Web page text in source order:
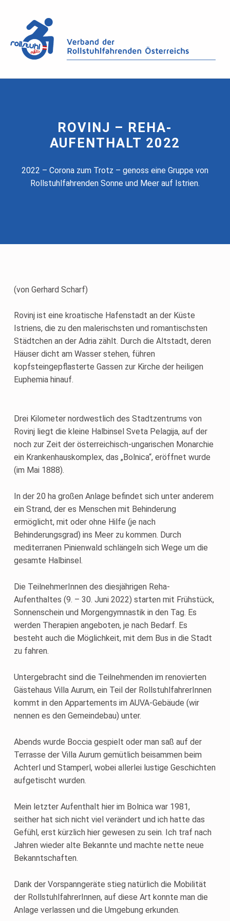
ROVINJ – REHA-
AUFENTHALT 2022
2022 – Corona zum Trotz – genoss eine Gruppe von
Rollstuhlfahrenden Sonne und Meer auf Istrien.
(von Gerhard Scharf)
Rovinj ist eine kroatische Hafenstadt an der Küste
Istriens, die zu den malerischsten und romantischsten
Städtchen an der Adria zählt. Durch die Altstadt, deren
Häuser dicht am Wasser stehen, führen
kopfsteingepflasterte Gassen zur Kirche der heiligen
Euphemia hinauf.
Drei Kilometer nordwestlich des Stadtzentrums von
Rovinj liegt die kleine Halbinsel Sveta Pelagija, auf der
noch zur Zeit der österreichisch-ungarischen Monarchie
ein Krankenhauskomplex, das „Bolnica“, eröffnet wurde
(im Mai 1888).
In der 20 ha großen Anlage befindet sich unter anderem
ein Strand, der es Menschen mit Behinderung
ermöglicht, mit oder ohne Hilfe (je nach
Behinderungsgrad) ins Meer zu kommen. Durch
mediterranen Pinienwald schlängeln sich Wege um die
gesamte Halbinsel.
Die TeilnehmerInnen des diesjährigen Reha-
Aufenthaltes (9. – 30. Juni 2022) starten mit Frühstück,
Sonnenschein und Morgengymnastik in den Tag. Es
werden Therapien angeboten, je nach Bedarf. Es
besteht auch die Möglichkeit, mit dem Bus in die Stadt
zu fahren.
Untergebracht sind die Teilnehmenden im renovierten
Gästehaus Villa Aurum, ein Teil der RollstuhlfahrerInnen
kommt in den Appartements im AUVA-Gebäude (wir
nennen es den Gemeindebau) unter.
Abends wurde Boccia gespielt oder man saß auf der
Terrasse der Villa Aurum gemütlich beisammen beim
Achterl und Stamperl, wobei allerlei lustige Geschichten
aufgetischt wurden.
Mein letzter Aufenthalt hier im Bolnica war 1981,
seither hat sich nicht viel verändert und ich hatte das
Gefühl, erst kürzlich hier gewesen zu sein. Ich traf nach
Jahren wieder alte Bekannte und machte nette neue
Bekanntschaften.
Dank der Vorspanngeräte stieg natürlich die Mobilität
der RollstuhlfahrerInnen, auf diese Art konnte man die
Anlage verlassen und die Umgebung erkunden.